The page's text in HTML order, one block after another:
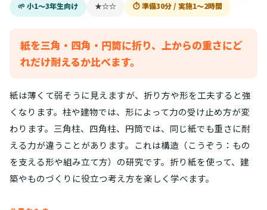
🌱 小1〜3年生向け ★☆☆ ⏱ 準備30分 / 実施1〜2時間
紙を三角・四角・円筒に折り、上からの重さにど
れだけ耐えるか比べます。
紙は薄くて弱そうに見えますが、折り方や形を工夫すると強
くなります。柱や建物では、形によって力の受け止め方が変
わります。三角柱、四角柱、円筒では、同じ紙でも重さに耐
える力が違うことがあります。これは構造（こうぞう：もの
を支える形や組み立て方）の研究です。折り紙を使って、建
築やものづくりに役立つ考え方を楽しく学べます。